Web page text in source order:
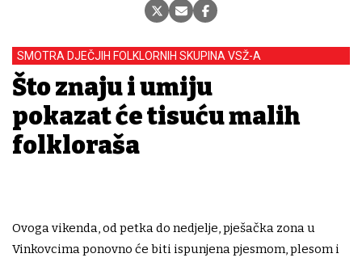
SMOTRA DJEČJIH FOLKLORNIH SKUPINA VSŽ-A
Što znaju i umiju
pokazat će tisuću malih
folkloraša
Ovoga vikenda, od petka do nedjelje, pješačka zona u
Vinkovcima ponovno će biti ispunjena pjesmom, plesom i